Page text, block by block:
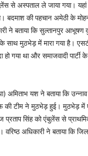
से अस्पताल ले जाया गया।
बदमाश की पहचान अमेठी के
ने बताया कि सुल्तानपुर आभूषण
साथ मुठभेड़ में मारा गया है।
हो गया था और समाजवादी
अमिताभ यश ने बताया कि
की टीम ने मुठभेड़ हुई। मुठभेड़ में
सिंह को एंबुलेंस से
अधिकारी ने बताया कि